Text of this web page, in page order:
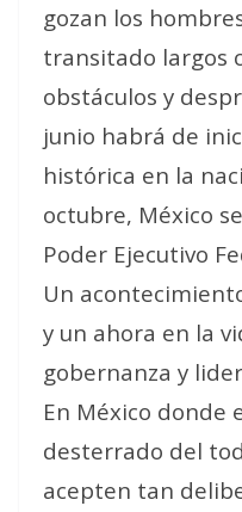
gozan los
transitado largos
obstáculos y
junio habrá de
histórica en la
octubre, México
Poder Ejecutivo
Un
y un ahora en la
gobernanza y
En México donde
desterrado del
acepten tan